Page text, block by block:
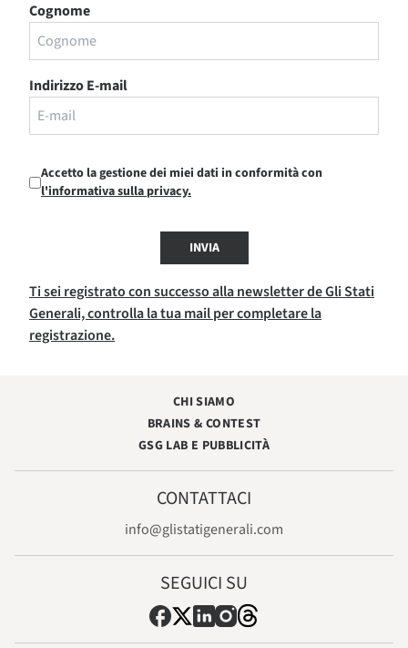
Cognome
Indirizzo E-mail
Accetto la gestione dei miei dati in conformità con
l'informativa sulla privacy.
INVIA
Ti sei registrato con successo alla newsletter de Gli Stati
Generali, controlla la tua mail per completare la
registrazione.
CHI SIAMO
BRAINS & CONTEST
GSG LAB E PUBBLICITÀ
CONTATTACI
info@glistatigenerali.com
SEGUICI SU